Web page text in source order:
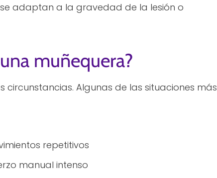
adaptan a la gravedad de la lesión o
muñequera?
circunstancias. Algunas de las situaciones más
repetitivos
manual intenso